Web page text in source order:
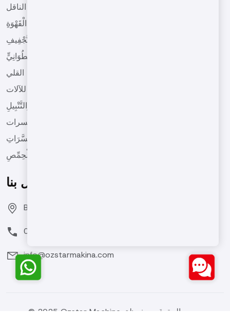
آلات تحميص من نوع الحزام الناقل
آلَاتُ تَحْمِيصِ الْقَهْوَةِ
آلَاتُ التَّجْفِيفِ
آلَاتُ تَحْمِيصٍ ذَاتُ شَكْلٍ أَسْطُوَانِيٍّ
آلات القلي
التجهيزات المعدة للآلات
آلَاتُ التَّمْلِيحِ وَالتَّتْبِيلِ
الآلات لصنع زبدة المكسرات
آلَةُ تَغْلِيفِ الْمُكَسَّرَاتِ
آلَاتُ تَحْمِيصِ الْحِمِّصِ
اتصل بنا
Bozburun Mh. 7050 Sk. No:19 Merkezefendi/DENİZLİ
0(258) 371 26 76
info@ozstarmakina.com